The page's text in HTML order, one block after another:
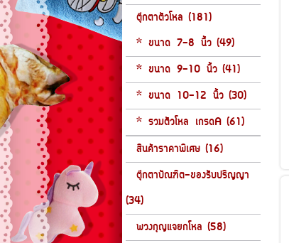
ตุ๊กตาตัวโหล (181)
* ขนาด 7-8 นิ้ว (49)
* ขนาด 9-10 นิ้ว (41)
* ขนาด 10-12 นิ้ว (30)
* รวมตัวโหล เกรดA (61)
สินค้าราคาพิเศษ (16)
ตุ๊กตาบัณฑิต-ของรับปริญญา
(34)
พวงกุญแจยกโหล (58)